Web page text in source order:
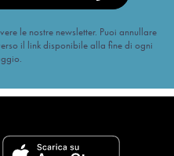
le nostre newsletter. Puoi annullare
il link disponibile alla fine di ogni